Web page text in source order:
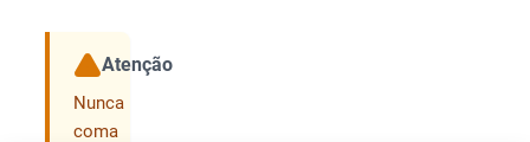
Atenção
Nunca
coma